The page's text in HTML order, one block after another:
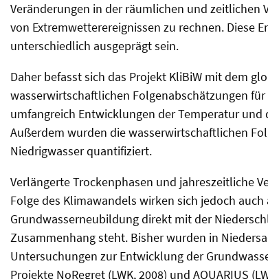
Veränderungen in der räumlichen und zeitlichen
von Extremwetterereignissen zu rechnen. Diese
unterschiedlich ausgeprägt sein.
Daher befasst sich das Projekt KliBiW mit dem
wasserwirtschaftlichen Folgenabschätzungen
umfangreich Entwicklungen der Temperatur
Außerdem wurden die wasserwirtschaftlichen
Niedrigwasser quantifiziert.
Verlängerte Trockenphasen und jahreszeitliche
Folge des Klimawandels wirken sich jedoch
Grundwasserneubildung direkt mit der
Zusammenhang steht. Bisher wurden in
Untersuchungen zur Entwicklung der
Projekte NoRegret (LWK, 2008) und AQUARIUS